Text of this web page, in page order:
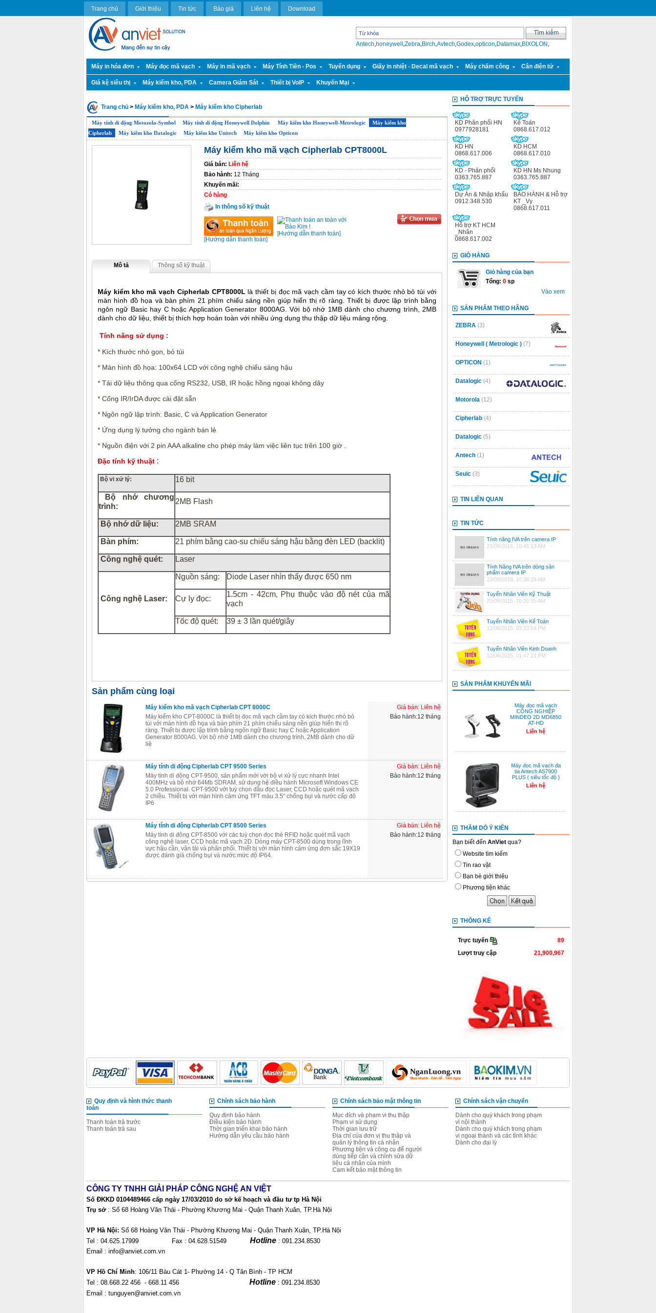
Trang chủ Giới thiệu Tin tức Báo giá Liên hệ Download
Antech,honeywell ,Zebra,Birch,Avtech,Godex,opticon,Datamax,BIXOLON ,
Máy in hóa đơn Máy đọc mã vạch Máy in mã vạch Máy Tính Tiền - Pos Tuyển dụng Giấy in nhiệt - Decal mã vạch Máy chấm công Cân điện tử
Giá kệ siêu thị Máy kiểm kho, PDA Camera Giám Sát Thiết bị VoIP Khuyến Mại
Trang chủ > Máy kiểm kho, PDA > Máy kiểm kho Cipherlab
Máy tính di động Motozola-Symbol Máy tính di động Honeywell Dolphin Máy kiểm kho Honeywell-Metrologic
Máy kiểm kho
Cipherlab
Máy kiểm kho Datalogic Máy kiểm kho Unitech Máy kiểm kho Opticon
Máy kiểm kho mã vạch Cipherlab CPT8000L
Giá bán: Liên hệ
Bảo hành: 12 Tháng
Khuyến mãi:
Có hàng
In thông số kỹ thuật
[Hướng dẫn thanh toán]
[Hướng dẫn thanh toán]
Mô tả Thông số kỹ thuật
Máy kiểm kho mã vạch Cipherlab CPT8000L là thiết bị đọc mã vạch cầm tay có kích thước nhỏ bỏ túi với
màn hình đồ họa và bàn phím 21 phím chiếu sáng nền giúp hiển thị rõ ràng. Thiết bị được lập trình bằng
ngôn ngữ Basic hay C hoặc Application Generator 8000AG. Với bộ nhớ 1MB dành cho chương trình, 2MB
dành cho dữ liệu, thiết bị thích hợp hoàn toàn với nhiều ứng dụng thu thập dữ liệu mảng rộng.
Tính năng sử dụng :
* Kích thước nhỏ gọn, bỏ túi
* Màn hình đồ họa: 100x64 LCD với công nghệ chiếu sáng hậu
* Tải dữ liệu thông qua cổng RS232, USB, IR hoặc hồng ngoại không dây
* Cổng IR/IrDA được cài đặt sẵn
* Ngôn ngữ lập trình: Basic, C và Application Generator
* Ứng dụng lý tưởng cho ngành bán lẻ
* Nguồn điện với 2 pin AAA alkaline cho phép máy làm việc liên tục trên 100 giờ .
Đặc tính kỹ thuật :
Bộ vi xử lý: 16 bit
Bộ nhớ chương
trình:
2MB Flash
Bộ nhớ dữ liệu: 2MB SRAM
Bàn phím: 21 phím bằng cao-su chiếu sáng hậu bằng đèn LED (backlit)
Công nghệ quét: Laser
Công nghệ Laser:
Nguồn sáng: Diode Laser nhìn thấy được 650 nm
Cự ly đọc:
1.5cm - 42cm, Phụ thuộc vào độ nét của mã
vạch
Tốc độ quét: 39 ± 3 lần quét/giây
Sản phẩm cùng loại
Máy kiểm kho mã vạch Cipherlab CPT 8000C
Máy kiểm kho CPT-8000C là thiết bị đọc mã vạch cầm tay có kích thước nhỏ bỏ
túi với màn hình đồ họa và bàn phím 21 phím chiếu sáng nền giúp hiển thị rõ
ràng. Thiết bị được lập trình bằng ngôn ngữ Basic hay C hoặc Application
Generator 8000AG. Với bộ nhớ 1MB dành cho chương trình, 2MB dành cho dữ
liệ
Giá bán: Liên hệ
Bảo hành:12 tháng
Máy tính di động Cipherlab CPT 9500 Series
Máy tính di động CPT-9500, sản phẩm mới với bộ vi xử lý cực nhanh Intel
400MHz và bộ nhớ 64Mb SDRAM, sử dụng hệ điều hành Microsoft Windows CE
5.0 Professional. CPT-9500 với tuỳ chọn đầu đọc Laser, CCD hoặc quét mã vạch
2 chiều. Thiết bị với màn hình cảm ứng TFT màu 3.5" chống bụi và nước cấp độ
IP6
Giá bán: Liên hệ
Bảo hành:12 tháng
Máy tính di động Cipherlab CPT 8500 Series
Máy tính di động CPT-8500 với các tuỳ chọn đọc thẻ RFID hoặc quét mã vạch
công nghệ laser, CCD hoặc mã vạch 2D. Dòng máy CPT-8500 dùng trong lĩnh
vực hậu cần, vận tải và phân phối. Thiết bị với màn hình cảm ứng đơn sắc 19X19
được đánh giá chống bụi và nước mức độ IP64.
Giá bán: Liên hệ
Bảo hành:12 tháng
HỖ TRỢ TRỰC TUYẾN
KD Phân phối HN
0977928181
Kế Toán
0868.617.012
KD HN
0868.617.006
KD HCM
0868.617.010
KD - Phân phối
0363.765.887
KD HN Ms Nhung
0363.765.887
Dự Án & Nhập khẩu
0912.348.530
BẢO HÀNH & Hỗ trợ
KT _Vy
0868.617.011
Hỗ trợ KT HCM
_Nhân
0868.617.002
GIỎ HÀNG
Giỏ hàng của bạn
Tổng: 0 sp
Vào xem
SẢN PHẨM THEO HÃNG
ZEBRA (3)
Honeywell ( Metrologic ) (7)
OPTICON (1)
Datalogic (4)
Motorola (12)
Cipherlab (4)
Datalogic (5)
Antech (1)
Seuic (3)
TIN LIÊN QUAN
TIN TỨC
Tính năng IVA trên camera IP
23/09/2016, 10:45:13 AM
Tính Năng IVA trên dòng sản
phẩm camera IP
23/09/2016, 10:38:29 AM
Tuyển Nhân Viên Kỹ Thuật
23/09/2015, 10:20:55 AM
Tuyển Nhân Viên Kế Toán
12/06/2015, 03:33:54 PM
Tuyển Nhân Viên Kinh Doanh
12/06/2015, 01:47:21 PM
SẢN PHẨM KHUYẾN MÃI
Máy đọc mã vạch
CÔNG NGHIỆP
MINDEO 2D MD6850
AT-HD
Liên hệ
Máy đọc mã vạch đa
tia Antech AS7900
PLUS ( siêu tốc độ )
Liên hệ
THĂM DÒ Ý KIẾN
Bạn biết đến AnViet qua?
Website tìm kiếm
Tin rao vặt
Bạn bè giới thiệu
Phương tiện khác
THỐNG KÊ
89
Trực tuyến
21,900,967
Lượt truy cập
Quy định và hình thức thanh
toán
Thanh toán trả trước
Thanh toán trả sau
Chính sách bảo hành
Quy định bảo hành
Điều kiện bảo hành
Thời gian triển khai bảo hành
Hướng dẫn yêu cầu bảo hành
Chính sách bảo mật thông tin
Mục đích và phạm vi thu thập
Phạm vi sử dụng
Thời gian lưu trữ
Địa chỉ của đơn vị thu thập và
quản lý thông tin cá nhân
Phương tiện và công cụ để người
dùng tiếp cận và chỉnh sửa dữ
liệu cá nhân của mình
Cam kết bảo mật thông tin
Chính sách vận chuyển
Dành cho quý khách trong phạm
vi nội thành
Dành cho quý khách trong phạm
vi ngoại thành và các tỉnh khác
Dành cho đại lý
CÔNG TY TNHH GIẢI PHÁP CÔNG NGHỆ AN VIỆT
Số ĐKKD 0104489466 cấp ngày 17/03/2010 do sở kế hoạch và đầu tư tp Hà Nội
Trụ sở : Số 68 Hoàng Văn Thái - Phường Khương Mai - Quận Thanh Xuân, TP.Hà Nội
VP Hà Nội: Số 68 Hoàng Văn Thái - Phường Khương Mai - Quận Thanh Xuân, TP.Hà Nội
Tel : 04.625.17999 Fax : 04.628.51549 Hotline : 091.234.8530
Email : info@anviet.com.vn
VP Hồ Chí Minh: 106/11 Bàu Cát 1- Phường 14 - Q Tân Bình - TP HCM
Tel : 08.668.22 456 - 668.11 456 Hotline : 091.234.8530
Email : tunguyen@anviet.com.vn